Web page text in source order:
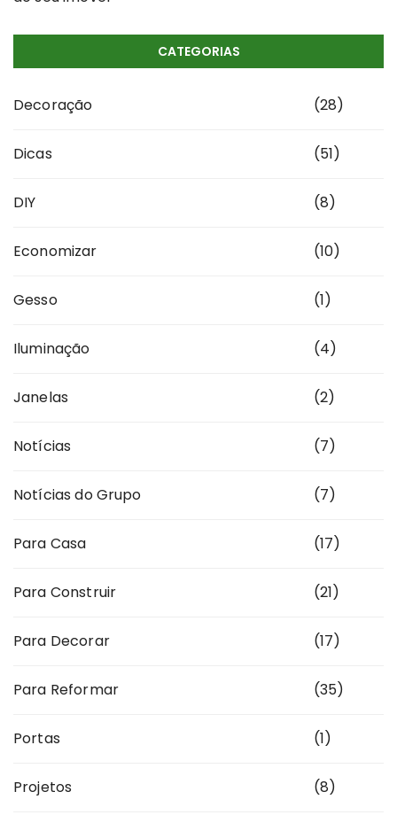
CATEGORIAS
Decoração (28)
Dicas (51)
DIY (8)
Economizar (10)
Gesso (1)
Iluminação (4)
Janelas (2)
Notícias (7)
Notícias do Grupo (7)
Para Casa (17)
Para Construir (21)
Para Decorar (17)
Para Reformar (35)
Portas (1)
Projetos (8)